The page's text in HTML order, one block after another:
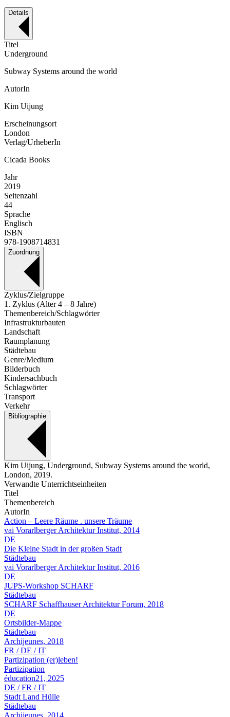
Details
Titel
Underground
Subway Systems around the world
AutorIn
Kim Uijung
Erscheinungsort
London
Verlag/UrheberIn
Cicada Books
Jahr
2019
Seitenzahl
44
Sprache
Englisch
ISBN
978-1908714831
Zuordnung
Zyklus/Zielgruppe
1. Zyklus (Alter 4 – 8 Jahre)
Themenbereich/Schlagwörter
Infrastrukturbauten
Landschaft
Raumplanung
Städtebau
Genre/Medium
Bilderbuch
Kindersachbuch
Schlagwörter
Transport
Verkehr
Bibliographie
Kim Uijung, Underground, Subway Systems around the world,
London, 2019.
Verwandte Unterrichtseinheiten
Titel
Themenbereich
AutorIn
Action – Leere Räume . unsere Träume
vai Vorarlberger Architektur Institut, 2014
DE
Die Kleine Stadt in der großen Stadt
Städtebau
vai Vorarlberger Architektur Institut, 2016
DE
JUPS-Workshop SCHARF
Städtebau
SCHARF Schaffhauser Architektur Forum, 2018
DE
Ortsbilder-Mappe
Städtebau
Archijeunes, 2018
FR / DE / IT
Partizipation (er)leben!
Partizipation
éducation21, 2025
DE / FR / IT
Stadt Land Hülle
Städtebau